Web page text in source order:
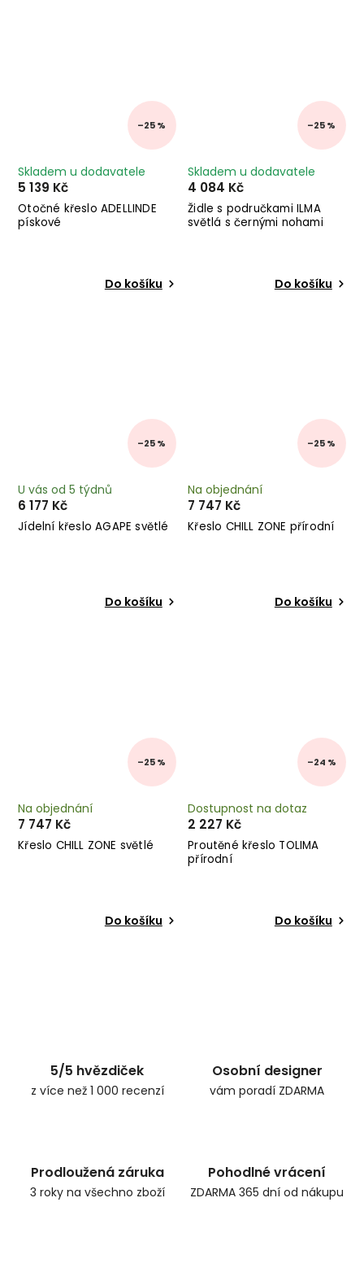
–25 %
Otočné křeslo ADELLINDE
pískové
Skladem u dodavatele
5 139 Kč
Do košíku
–25 %
Židle s područkami ILMA
světlá s černými nohami
Skladem u dodavatele
4 084 Kč
Do košíku
–25 %
Jídelní křeslo AGAPE světlé
U vás od 5 týdnů
6 177 Kč
Do košíku
–25 %
Křeslo CHILL ZONE přírodní
Na objednání
7 747 Kč
Do košíku
–25 %
Křeslo CHILL ZONE světlé
Na objednání
7 747 Kč
Do košíku
–24 %
Proutěné křeslo TOLIMA
přírodní
Dostupnost na dotaz
2 227 Kč
Do košíku
5/5 hvězdiček
z více než 1 000 recenzí
Osobní designer
vám poradí ZDARMA
Prodloužená záruka
3 roky na všechno zboží
Pohodlné vrácení
ZDARMA 365 dní od nákupu